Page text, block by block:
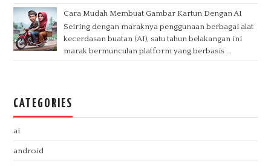
Cara Mudah Membuat Gambar Kartun Dengan AI
Seiring dengan maraknya penggunaan berbagai alat
kecerdasan buatan (AI), satu tahun belakangan ini
marak bermunculan platform yang berbasis ...
CATEGORIES
ai
android